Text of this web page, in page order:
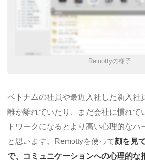
Remottyの様子
ベトナムの社員や最近入社した新入社
離が離れていたり、まだ会社に慣れて
トワークになるとより高い心理的なハ
と思います。Remottyを使って顔を見
で、コミュニケーションへの心理的な